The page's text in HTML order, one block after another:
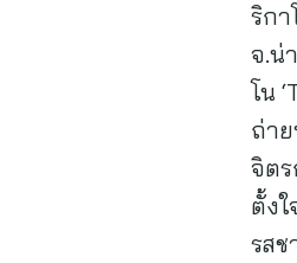
ริกา
จ.น่
โน
ถ่า
จิตร
ตั้ง
รส